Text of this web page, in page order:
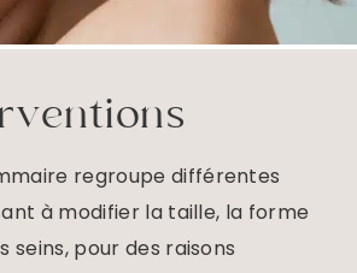
regroupe différentes
à modifier la taille, la forme
seins, pour des raisons